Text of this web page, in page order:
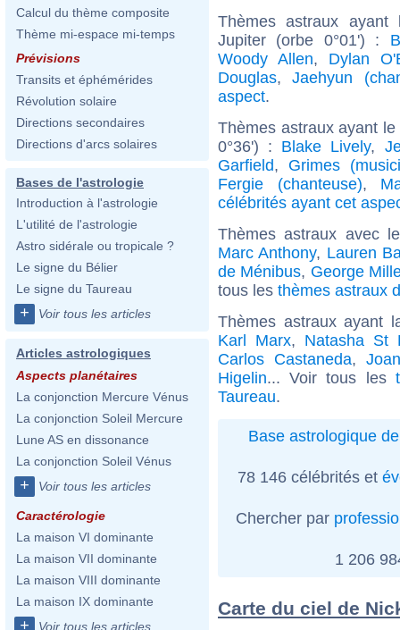
Calcul du thème composite
Thème mi-espace mi-temps
Prévisions
Transits et éphémérides
Révolution solaire
Directions secondaires
Directions d'arcs solaires
Bases de l'astrologie
Introduction à l'astrologie
L'utilité de l'astrologie
Astro sidérale ou tropicale ?
Le signe du Bélier
Le signe du Taureau
+ Voir tous les articles
Articles astrologiques
Aspects planétaires
La conjonction Mercure Vénus
La conjonction Soleil Mercure
Lune AS en dissonance
La conjonction Soleil Vénus
+ Voir tous les articles
Caractérologie
La maison VI dominante
La maison VII dominante
La maison VIII dominante
La maison IX dominante
+ Voir tous les articles
Thèmes astraux ayant
Jupiter (orbe 0°01') :
Woody Allen, Dylan
Douglas,Jaehyun
aspect.
Thèmes astraux ayant
0°36') : Blake Lively,
Garfield, Grimes
Fergie (chanteuse),
célébrités ayant cet
Thèmes astraux avec
Marc Anthony, Lauren
de Ménibus, George
tous les thèmes astraux
Thèmes astraux ayant
Karl Marx, Natasha St
Carlos Castaneda,
Higelin... Voir tous les
Taureau.
Base astrologique
78 146 célébrités et
Chercher par
1 206
Carte du ciel de